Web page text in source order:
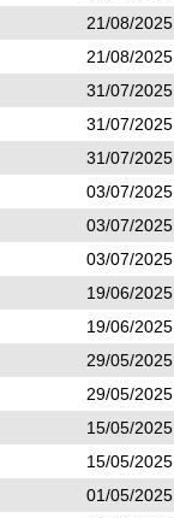
21/08/
21/08/
31/07/
31/07/
31/07/
03/07/
03/07/
03/07/
19/06/
19/06/
29/05/
29/05/
15/05/
15/05/
01/05/